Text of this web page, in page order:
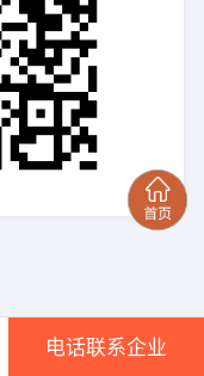
电话联系企业